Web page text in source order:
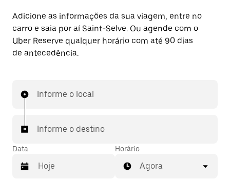
Adicione as informações da sua viagem, entre no
carro e saia por aí Saint-Selve. Ou agende com o
Uber Reserve qualquer horário com até 90 dias
de antecedência.
Informe o local
Informe o destino
Data Horário
Agora